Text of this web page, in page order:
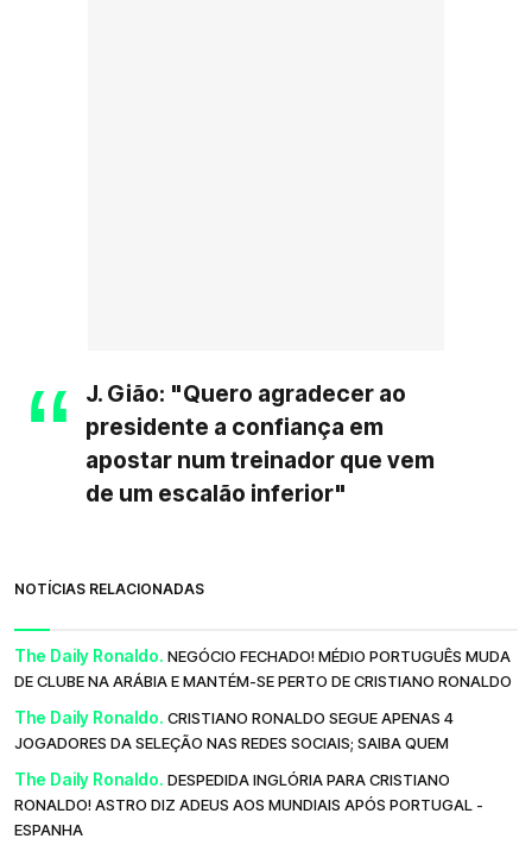
J. Gião: "Quero agradecer ao
presidente a confiança em
apostar num treinador que vem
de um escalão inferior"
NOTÍCIAS RELACIONADAS
The Daily Ronaldo. NEGÓCIO FECHADO! MÉDIO PORTUGUÊS MUDA
DE CLUBE NA ARÁBIA E MANTÉM-SE PERTO DE CRISTIANO RONALDO
The Daily Ronaldo. CRISTIANO RONALDO SEGUE APENAS 4
JOGADORES DA SELEÇÃO NAS REDES SOCIAIS; SAIBA QUEM
The Daily Ronaldo. DESPEDIDA INGLÓRIA PARA CRISTIANO
RONALDO! ASTRO DIZ ADEUS AOS MUNDIAIS APÓS PORTUGAL -
ESPANHA